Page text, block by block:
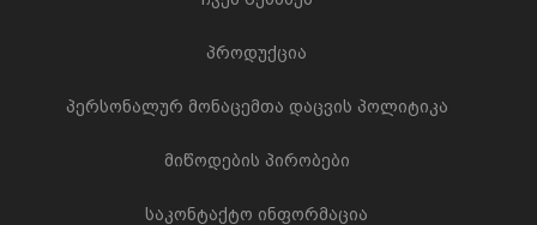
პროდუქცია
პერსონალურ მონაცემთა დაცვის პოლიტიკა
მიწოდების პირობები
საკონტაქტო ინფორმაცია